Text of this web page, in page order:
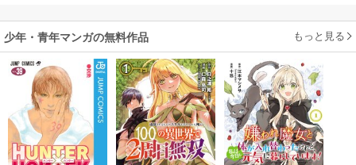
二度目は串刺し回
避します！～
少年・青年マンガの無料作品 もっと見る